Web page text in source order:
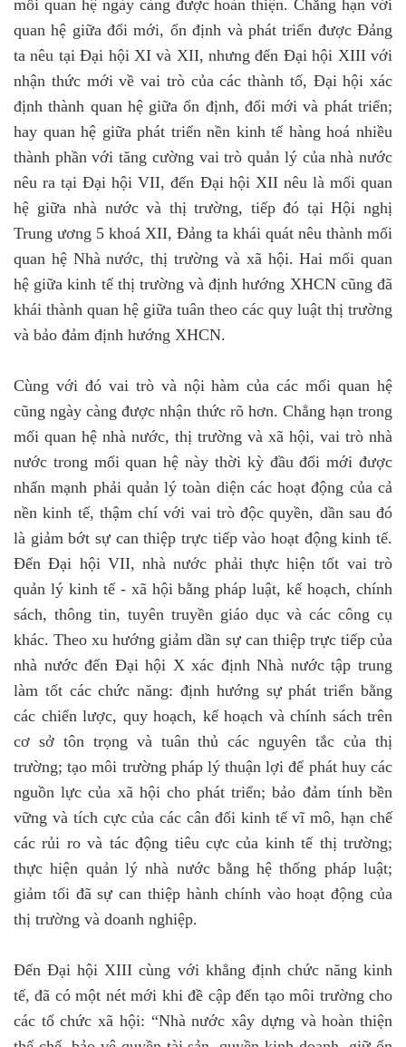
mối quan hệ ngày càng được hoàn thiện. Chẳng hạn với
quan hệ giữa đổi mới, ổn định và phát triển được Đảng
ta nêu tại Đại hội XI và XII, nhưng đến Đại hội XIII với
nhận thức mới về vai trò của các thành tố, Đại hội xác
định thành quan hệ giữa ổn định, đổi mới và phát triển;
hay quan hệ giữa phát triển nền kinh tế hàng hoá nhiều
thành phần với tăng cường vai trò quản lý của nhà nước
nêu ra tại Đại hội VII, đến Đại hội XII nêu là mối quan
hệ giữa nhà nước và thị trường, tiếp đó tại Hội nghị
Trung ương 5 khoá XII, Đảng ta khái quát nêu thành mối
quan hệ Nhà nước, thị trường và xã hội. Hai mối quan
hệ giữa kinh tế thị trường và định hướng XHCN cũng đã
khái thành quan hệ giữa tuân theo các quy luật thị trường
và bảo đảm định hướng XHCN.
Cùng với đó vai trò và nội hàm của các mối quan hệ
cũng ngày càng được nhận thức rõ hơn. Chẳng hạn trong
mối quan hệ nhà nước, thị trường và xã hội, vai trò nhà
nước trong mối quan hệ này thời kỳ đầu đổi mới được
nhấn mạnh phải quản lý toàn diện các hoạt động của cả
nền kinh tế, thậm chí với vai trò độc quyền, dần sau đó
là giảm bớt sự can thiệp trực tiếp vào hoạt động kinh tế.
Đến Đại hội VII, nhà nước phải thực hiện tốt vai trò
quản lý kinh tế - xã hội bằng pháp luật, kế hoạch, chính
sách, thông tin, tuyên truyền giáo dục và các công cụ
khác. Theo xu hướng giảm dần sự can thiệp trực tiếp của
nhà nước đến Đại hội X xác định Nhà nước tập trung
làm tốt các chức năng: định hướng sự phát triển bằng
các chiến lược, quy hoạch, kế hoạch và chính sách trên
cơ sở tôn trọng và tuân thủ các nguyên tắc của thị
trường; tạo môi trường pháp lý thuận lợi để phát huy các
nguồn lực của xã hội cho phát triển; bảo đảm tính bền
vững và tích cực của các cân đối kinh tế vĩ mô, hạn chế
các rủi ro và tác động tiêu cực của kinh tế thị trường;
thực hiện quản lý nhà nước bằng hệ thống pháp luật;
giảm tối đã sự can thiệp hành chính vào hoạt động của
thị trường và doanh nghiệp.
Đến Đại hội XIII cùng với khẳng định chức năng kinh
tế, đã có một nét mới khi đề cập đến tạo môi trường cho
các tổ chức xã hội: “Nhà nước xây dựng và hoàn thiện